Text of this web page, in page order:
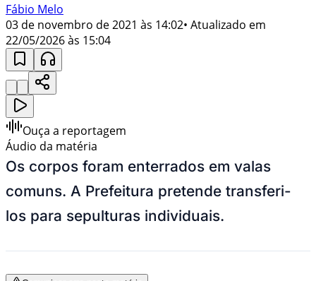
Fábio Melo
03 de novembro de 2021 às 14:02• Atualizado em
22/05/2026 às 15:04
Ouça a reportagem
Áudio da matéria
Os corpos foram enterrados em valas
comuns. A Prefeitura pretende transferi-
los para sepulturas individuais.